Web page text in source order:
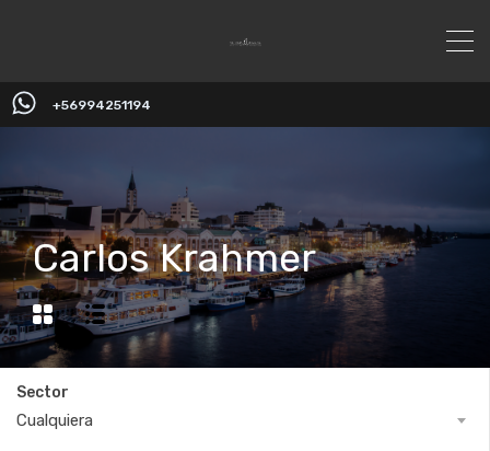
+56994251194
Carlos Krahmer
Sector
Cualquiera